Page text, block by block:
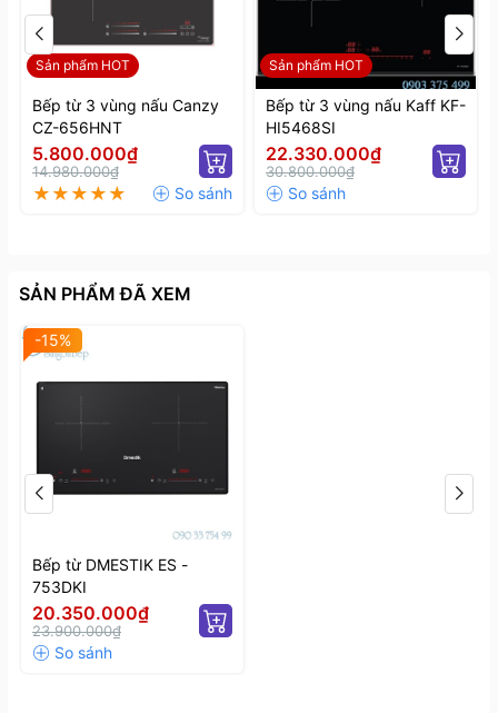
Dmestik ML288 DKI giúp bạn tiết kiệm chi phí rất
nhiều so với khi bạn sử dụng bếp gas.
Sản phẩm HOT
Bếp từ 3 vùng nấu Canzy
CZ-656HNT
5.800.000₫
14.980.000₫
Sản phẩm HOT
Bếp từ 3 vùng nấu Kaff KF-
HI5468SI
22.330.000₫
30.800.000₫
SẢN PHẨM ĐÃ XEM
-15%
Bếp từ DMESTIK ES -
753DKI
20.350.000₫
23.900.000₫